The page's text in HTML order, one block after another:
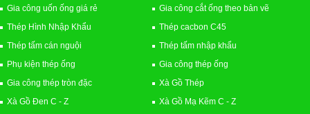
Gia công uốn ống giá rẻ
Gia công cắt ống theo bản vẽ
Thép Hình Nhập Khẩu
Thép cacbon C45
Thép tấm cán nguội
Thép tấm nhập khẩu
Phụ kiện thép ống
Gia công thép ống
Gia công thép tròn đặc
Xà Gồ Thép
Xà Gồ Đen C - Z
Xà Gồ Mạ Kẽm C - Z